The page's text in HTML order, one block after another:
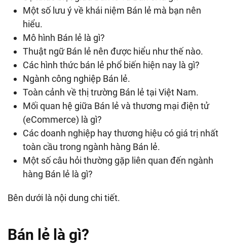
Một số lưu ý về khái niệm Bán lẻ mà bạn nên
hiểu.
Mô hình Bán lẻ là gì?
Thuật ngữ Bán lẻ nên được hiểu như thế nào.
Các hình thức bán lẻ phổ biến hiện nay là gì?
Ngành công nghiệp Bán lẻ.
Toàn cảnh về thị trường Bán lẻ tại Việt Nam.
Mối quan hệ giữa Bán lẻ và thương mại điện tử
(eCommerce) là gì?
Các doanh nghiệp hay thương hiệu có giá trị nhất
toàn cầu trong ngành hàng Bán lẻ.
Một số câu hỏi thường gặp liên quan đến ngành
hàng Bán lẻ là gì?
Bên dưới là nội dung chi tiết.
Bán lẻ là gì?